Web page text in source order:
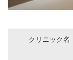
クリニック名